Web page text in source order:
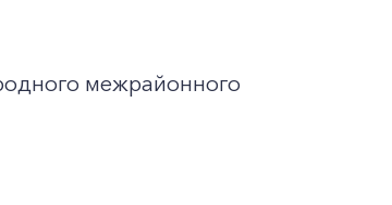
межрайонного